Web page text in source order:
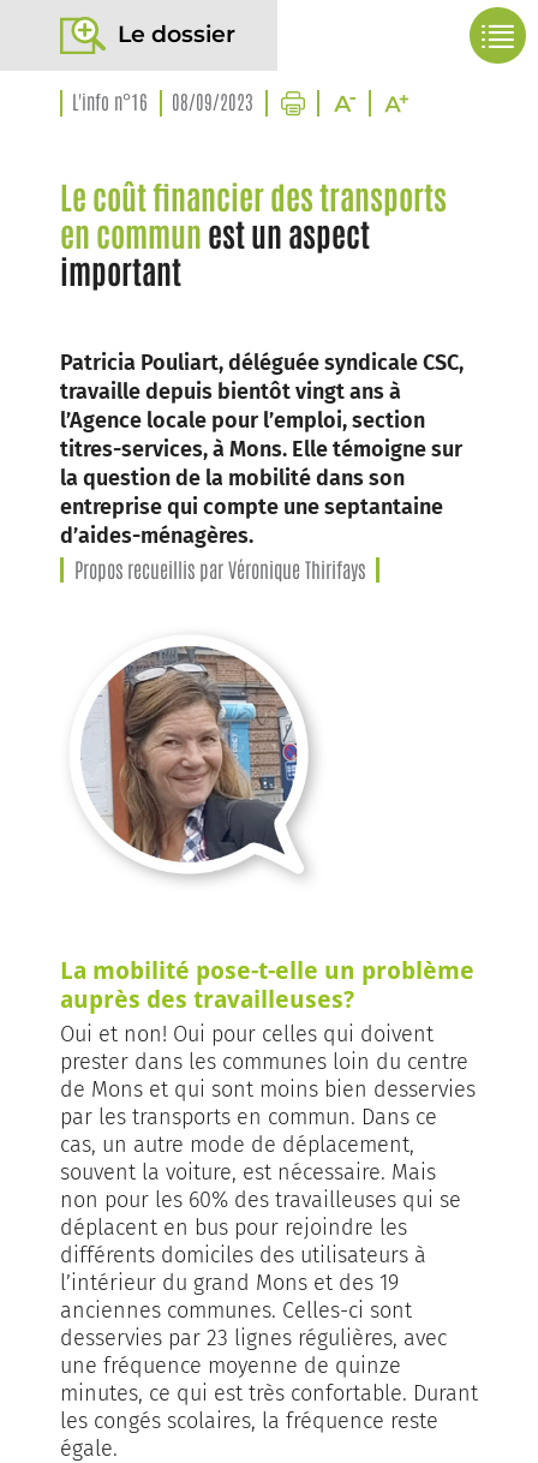
Le dossier
L'info n°16 08/09/2023
Le coût financier des transports
en commun est un aspect
important
Patricia Pouliart, déléguée syndicale CSC,
travaille depuis bientôt vingt ans à
l’Agence locale pour l’emploi, section
titres-services, à Mons. Elle témoigne sur
la question de la mobilité dans son
entreprise qui compte une septantaine
d’aides-ménagères.
Propos recueillis par Véronique Thirifays
La mobilité pose-t-elle un problème
auprès des travailleuses?
Oui et non! Oui pour celles qui doivent
prester dans les communes loin du centre
de Mons et qui sont moins bien desservies
par les transports en commun. Dans ce
cas, un autre mode de déplacement,
souvent la voiture, est nécessaire. Mais
non pour les 60% des travailleuses qui se
déplacent en bus pour rejoindre les
différents domiciles des utilisateurs à
l’intérieur du grand Mons et des 19
anciennes communes. Celles-ci sont
desservies par 23 lignes régulières, avec
une fréquence moyenne de quinze
minutes, ce qui est très confortable. Durant
les congés scolaires, la fréquence reste
égale.